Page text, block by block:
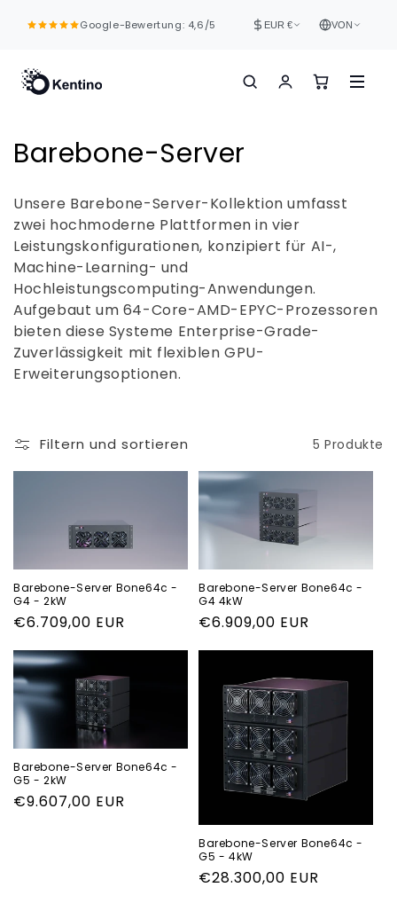
zum
Inhalt
Google-Bewertung: 4,6/5 EUR € VON
K
t
e
g
o
r
e
:
Barebone-Server
Unsere Barebone-Server-Kollektion umfasst
zwei hochmoderne Plattformen in vier
Leistungskonfigurationen, konzipiert für AI-,
Machine-Learning- und
Hochleistungscomputing-Anwendungen.
Aufgebaut um 64-Core-AMD-EPYC-Prozessoren
bieten diese Systeme Enterprise-Grade-
Zuverlässigkeit mit flexiblen GPU-
Erweiterungsoptionen.
Filtern und sortieren 5 Produkte
Barebone-Server Bone64c -
G4 - 2kW
Normaler
€6.709,00 EUR
Barebone-Server Bone64c -
G4 4kW
Normaler
€6.909,00 EUR
Barebone-Server Bone64c -
G5 - 2kW
Normaler
€9.607,00 EUR
Barebone-Server Bone64c -
G5 - 4kW
Normaler
€28.300,00 EUR